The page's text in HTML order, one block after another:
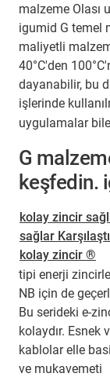
malzeme Olası
igumid G temel
maliyetli
40°C'den
dayanabilir, bu
işlerinde
uygulamalar
G
keşfedin.
kolay zincir
sağlar
kolay zincir ®
tipi enerji
NB için de
Bu serideki e-
kolaydır. Esnek
kablolar elle
ve mukavemeti